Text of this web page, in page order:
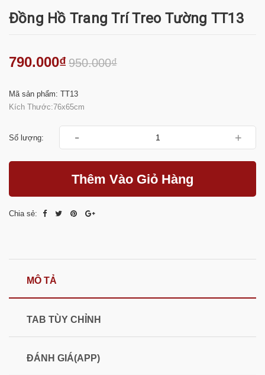
Đồng Hồ Trang Trí Treo Tường TT13
790.000₫950.000₫
Mã sản phẩm: TT13
Kích Thước:76x65cm
Số lượng: - +
Thêm Vào Giỏ Hàng
Chia sẻ:
MÔ TẢ
TAB TÙY CHỈNH
ĐÁNH GIÁ(APP)